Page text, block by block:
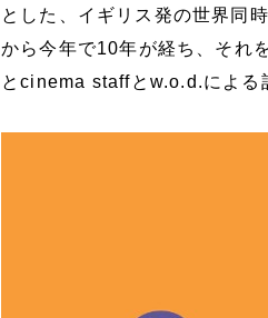
とした、イギリス発の世界同
から今年で10年が経ち、それ
とcinema staffとw.o.d.による